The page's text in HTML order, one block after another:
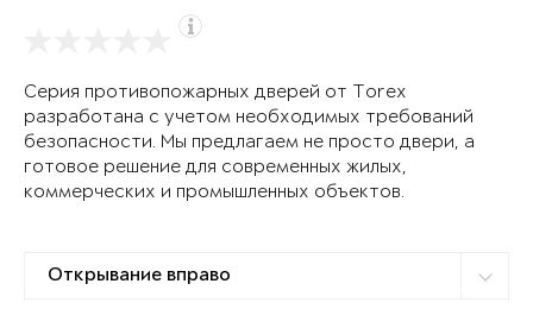
Серия противопожарных дверей от Torex
разработана с учетом необходимых требований
безопасности. Мы предлагаем не просто двери, а
готовое решение для современных жилых,
коммерческих и промышленных объектов.